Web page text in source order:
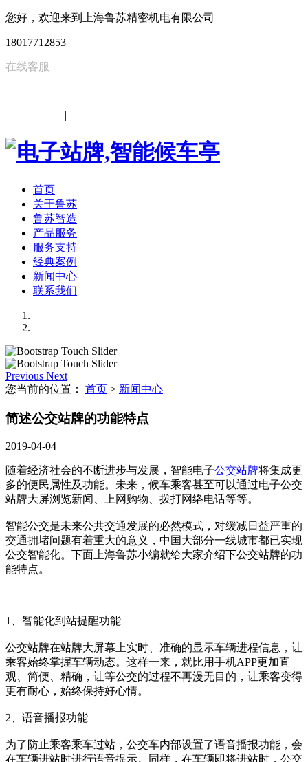
您好，欢迎来到上海鲁苏精密机电有限公司
18017712853
在线客服
|
首页
关于鲁苏
鲁苏智造
产品服务
服务支持
经典案例
新闻中心
联系我们
Previous Next
您当前的位置： 首页 > 新闻中心
简述公交站牌的功能特点
2019-04-04
随着经济社会的不断进步与发展，智能电子公交站牌将集成更
多的便民属性及功能。未来，候车乘客甚至可以通过电子公交
站牌大屏浏览新闻、上网购物、拨打网络电话等等。
智能公交是未来公共交通发展的必然模式，对缓减日益严重的
交通拥堵问题有着重大的意义，中国大部分一线城市都已实现
公交智能化。下面上海鲁苏小编就给大家介绍下公交站牌的功
能特点。
1、智能化到站提醒功能
公交站牌在站牌大屏幕上实时、准确的显示车辆进程信息，让
乘客始终掌握车辆动态。这样一来，就比用手机APP更加直
观、简便、精确，让等公交的过程不再漫无目的，让乘客变得
更有耐心，始终保持好心情。
2、语音播报功能
为了防止乘客乘车过站，公交车内部设置了语音播报功能，会
在车辆进站时进行语音提示。同样，在车辆即将进站时，公交